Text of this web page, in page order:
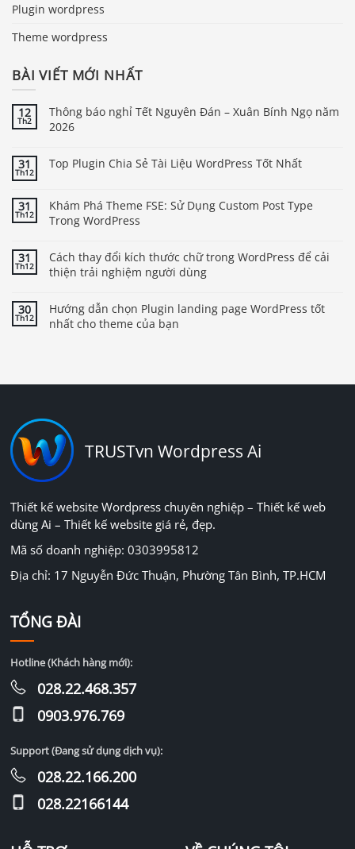
Plugin wordpress
Theme wordpress
BÀI VIẾT MỚI NHẤT
12
Th2
Thông báo nghỉ Tết Nguyên Đán – Xuân Bính Ngọ năm
2026
31
Th12
Top Plugin Chia Sẻ Tài Liệu WordPress Tốt Nhất
31
Th12
Khám Phá Theme FSE: Sử Dụng Custom Post Type
Trong WordPress
31
Th12
Cách thay đổi kích thước chữ trong WordPress để cải
thiện trải nghiệm người dùng
30
Th12
Hướng dẫn chọn Plugin landing page WordPress tốt
nhất cho theme của bạn
TRUSTvn Wordpress Ai
Thiết kế website Wordpress chuyên nghiệp – Thiết kế web
dùng Ai – Thiết kế website giá rẻ, đẹp.
Mã số doanh nghiệp: 0303995812
Địa chỉ: 17 Nguyễn Đức Thuận, Phường Tân Bình, TP.HCM
TỔNG ĐÀI
Hotline (Khách hàng mới):
028.22.468.357
0903.976.769
Support (Đang sử dụng dịch vụ):
028.22.166.200
028.22166144